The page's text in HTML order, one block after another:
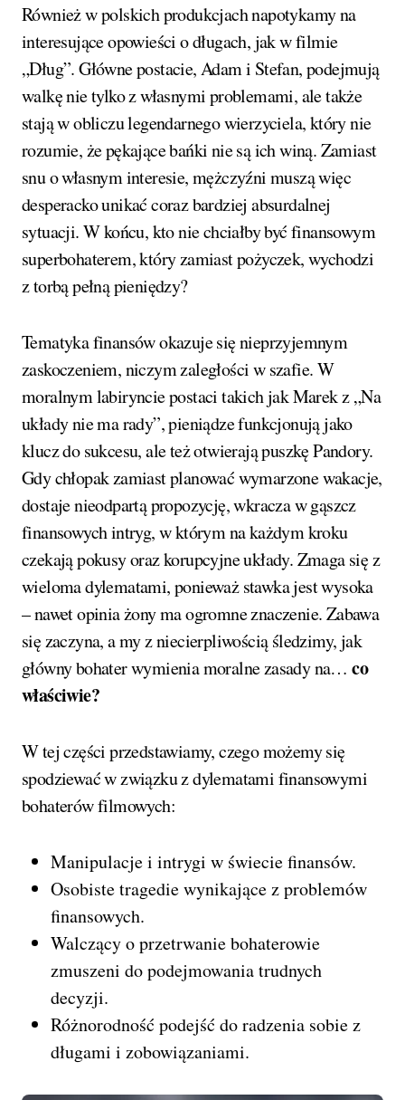
Również w polskich produkcjach napotykamy na
interesujące opowieści o długach, jak w filmie
„Dług”. Główne postacie, Adam i Stefan, podejmują
walkę nie tylko z własnymi problemami, ale także
stają w obliczu legendarnego wierzyciela, który nie
rozumie, że pękające bańki nie są ich winą. Zamiast
snu o własnym interesie, mężczyźni muszą więc
desperacko unikać coraz bardziej absurdalnej
sytuacji. W końcu, kto nie chciałby być finansowym
superbohaterem, który zamiast pożyczek, wychodzi
z torbą pełną pieniędzy?
Tematyka finansów okazuje się nieprzyjemnym
zaskoczeniem, niczym zaległości w szafie. W
moralnym labiryncie postaci takich jak Marek z „Na
układy nie ma rady”, pieniądze funkcjonują jako
klucz do sukcesu, ale też otwierają puszkę Pandory.
Gdy chłopak zamiast planować wymarzone wakacje,
dostaje nieodpartą propozycję, wkracza w gąszcz
finansowych intryg, w którym na każdym kroku
czekają pokusy oraz korupcyjne układy. Zmaga się z
wieloma dylematami, ponieważ stawka jest wysoka
– nawet opinia żony ma ogromne znaczenie. Zabawa
się zaczyna, a my z niecierpliwością śledzimy, jak
główny bohater wymienia moralne zasady na…co
właściwie?
W tej części przedstawiamy, czego możemy się
spodziewać w związku z dylematami finansowymi
bohaterów filmowych:
Manipulacje i intrygi w świecie finansów.
Osobiste tragedie wynikające z problemów
finansowych.
Walczący o przetrwanie bohaterowie
zmuszeni do podejmowania trudnych
decyzji.
Różnorodność podejść do radzenia sobie z
długami i zobowiązaniami.